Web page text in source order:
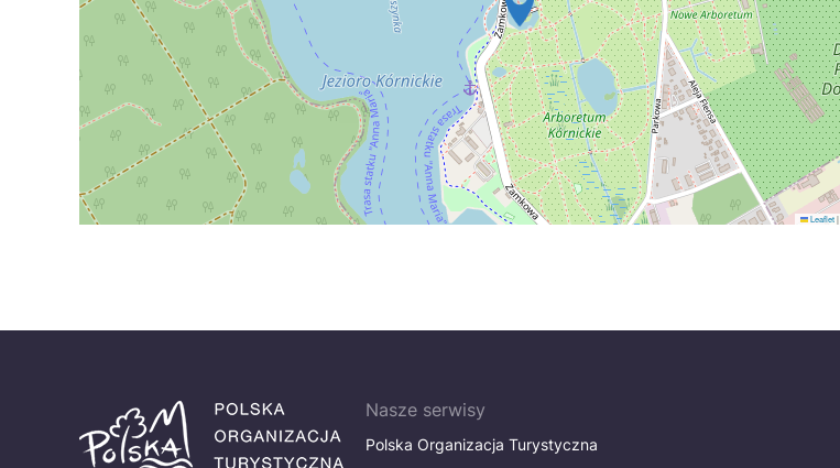
Leaflet|
Nasze serwisy
Polska Organizacja Turystyczna